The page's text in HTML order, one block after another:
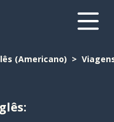
(Americano)